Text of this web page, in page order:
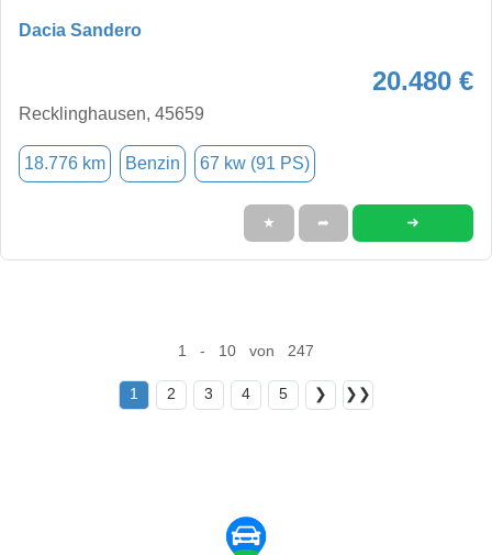
Dacia Sandero
20.480 €
Recklinghausen, 45659
18.776 km Benzin 67 kw (91 PS)
★ ➦ ➜
1 - 10 von 247
1 2 3 4 5 ❯ ❯❯